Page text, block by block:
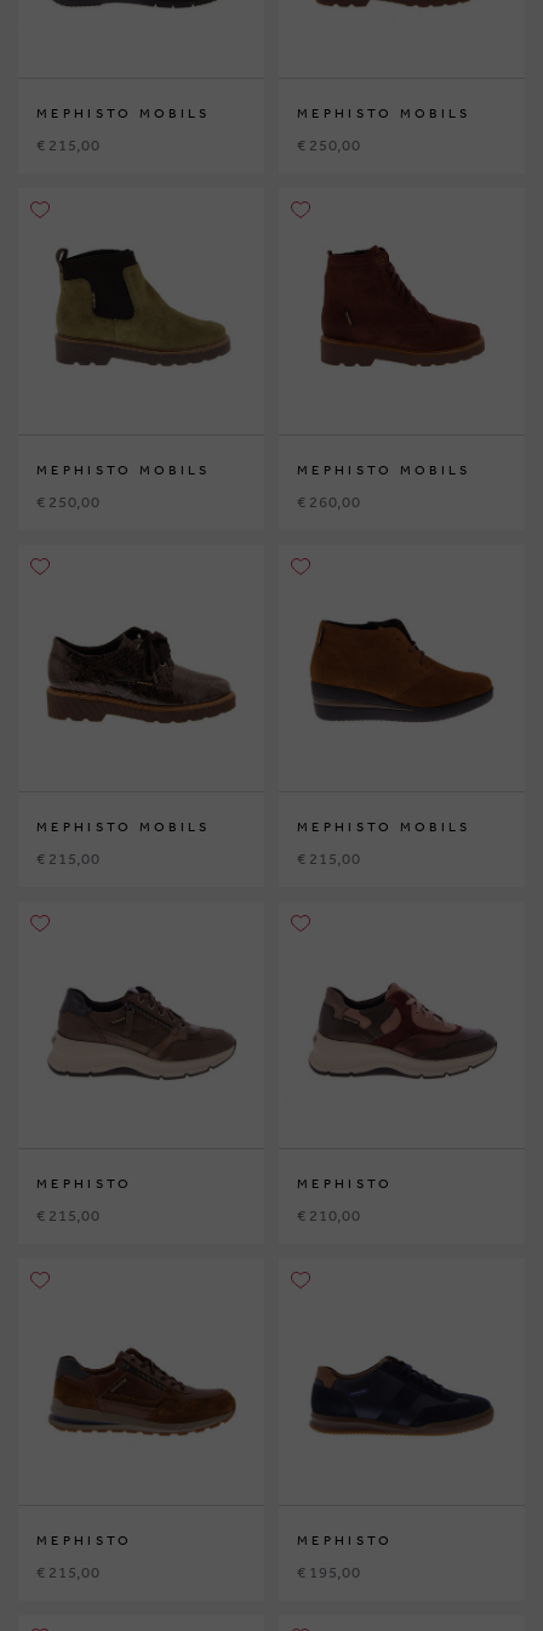
MEPHISTO MOBILS
€ 215,00
MEPHISTO MOBILS
€ 250,00
MEPHISTO MOBILS
€ 250,00
MEPHISTO MOBILS
€ 260,00
MEPHISTO MOBILS
€ 215,00
MEPHISTO MOBILS
€ 215,00
MEPHISTO
€ 215,00
MEPHISTO
€ 210,00
MEPHISTO
€ 215,00
MEPHISTO
€ 195,00